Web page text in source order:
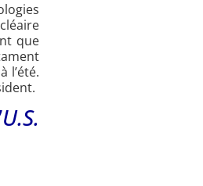
que
l’été.
U.S.